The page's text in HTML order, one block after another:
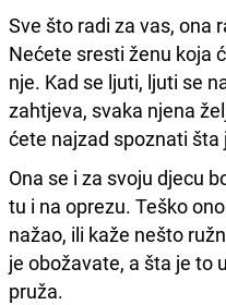
Sve što radi za vas, ona
Nećete sresti ženu koja
nje. Kad se ljuti, ljuti se
zahtjeva, svaka njena
ćete najzad spoznati šta
Ona se i za svoju djecu
tu i na oprezu. Teško
nažao, ili kaže nešto
je obožavate, a šta je to
pruža.